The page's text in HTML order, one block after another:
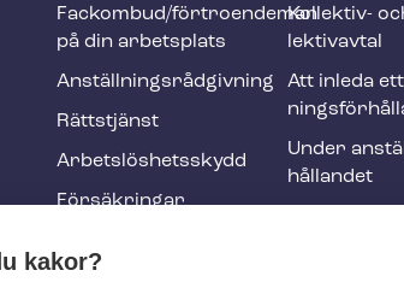
h
y
f
o
o
e
Fackombud/förtroendeman
på din arbetsplats
An­ställ­nings­råd­giv­ning
Rättstjänst
Ar­bets­lös­hets­skydd
Försäkringar
evenemang
Kollektiv-
lek­tivav­tal
Att inleda
Under
hål­lan­det
kakor?